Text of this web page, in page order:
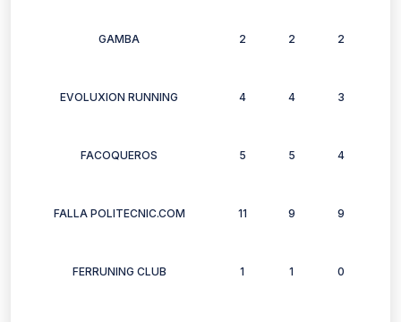
GAMBA 2 2 2
EVOLUXION RUNNING 4 4 3
FACOQUEROS 5 5 4
FALLA POLITECNIC.COM 11 9 9
FERRUNING CLUB 1 1 0